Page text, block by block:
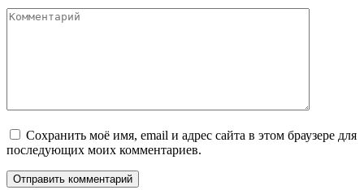
Комментарий
Сохранить моё имя, email и адрес сайта в этом браузере для
последующих моих комментариев.